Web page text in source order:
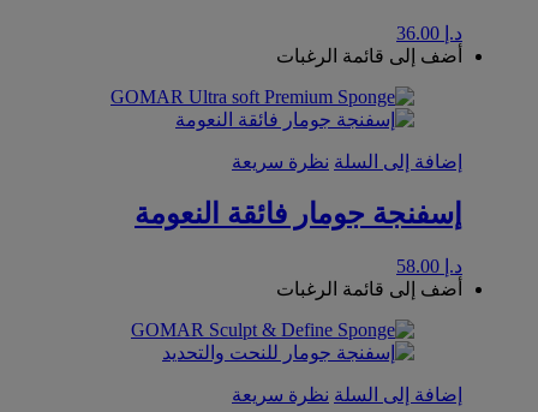
د.إ
أضف إلى قائمة الرغبات
إضافة إلى السلة نظرة سريعة
إسفنجة جومار فائقة النعومة
د.إ
أضف إلى قائمة الرغبات
إضافة إلى السلة نظرة سريعة